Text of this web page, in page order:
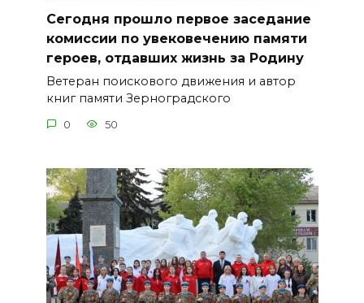
Сегодня прошло первое заседание
комиссии по увековечению памяти
героев, отдавших жизнь за Родину
Ветеран поискового движения и автор
книг памяти Зерноградского
0 50